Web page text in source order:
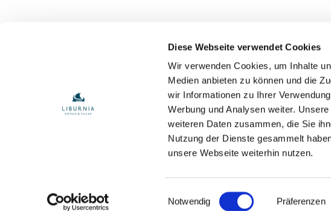
Diese Webseite verwendet Cookies
Wir verwenden Cookies, um Inhalte
Medien anbieten zu können und die
wir Informationen zu Ihrer
Werbung und Analysen weiter.
weiteren Daten zusammen, die Sie
Nutzung der Dienste gesammelt
unsere Webseite weiterhin nutzen.
Einwilligungsauswahl
Notwendig Präferenzen
Liburnia Riviera Hotels2026